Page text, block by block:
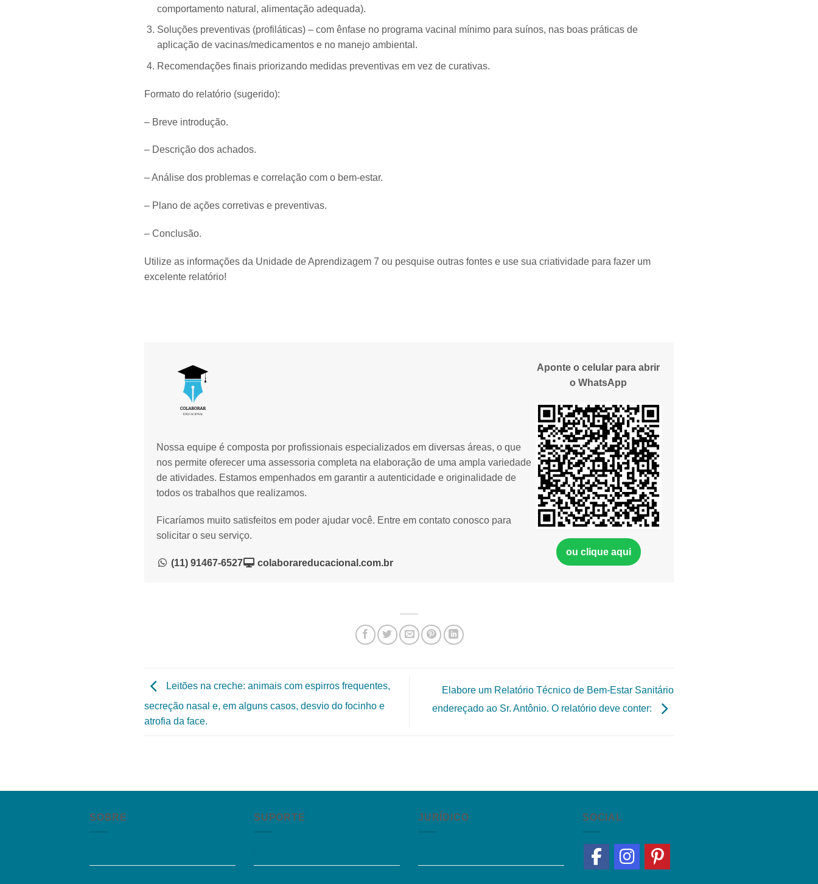
comportamento natural, alimentação adequada).
Soluções preventivas (profiláticas) – com ênfase no programa vacinal mínimo para suínos, nas boas práticas de
aplicação de vacinas/medicamentos e no manejo ambiental.
Recomendações finais priorizando medidas preventivas em vez de curativas.
Formato do relatório (sugerido):
– Breve introdução.
– Descrição dos achados.
– Análise dos problemas e correlação com o bem-estar.
– Plano de ações corretivas e preventivas.
– Conclusão.
Utilize as informações da Unidade de Aprendizagem 7 ou pesquise outras fontes e use sua criatividade para fazer um
excelente relatório!
Nossa equipe é composta por profissionais especializados em diversas áreas, o que
nos permite oferecer uma assessoria completa na elaboração de uma ampla variedade
de atividades. Estamos empenhados em garantir a autenticidade e originalidade de
todos os trabalhos que realizamos.
Ficaríamos muito satisfeitos em poder ajudar você. Entre em contato conosco para
solicitar o seu serviço.
(11) 91467-6527 colaborareducacional.com.br
Aponte o celular para abrir
o WhatsApp
ou clique aqui
Leitões na creche: animais com espirros frequentes,
secreção nasal e, em alguns casos, desvio do focinho e
atrofia da face.
Elabore um Relatório Técnico de Bem-Estar Sanitário
endereçado ao Sr. Antônio. O relatório deve conter:
SOBRE SUPORTE JURÍDICO SOCIAL